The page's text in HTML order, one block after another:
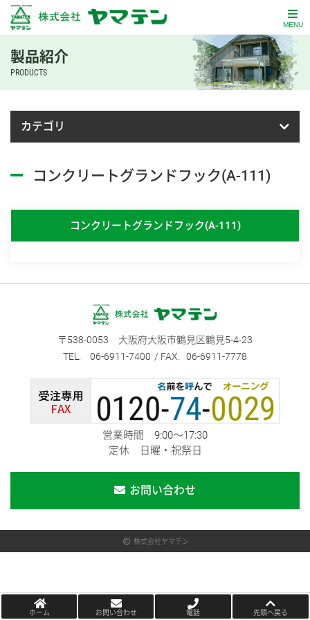
MENU
製品紹介
PRODUCTS
カテゴリ
コンクリートグランドフック(A-111)
コンクリートグランドフック(A-111)
538-0053
大阪府大阪市鶴見区鶴見5-4-23
06-6911-7400
06-6911-7778
営業時間 9:00～17:30
定休 日曜・祝祭日
お問い合わせ
ホーム お問い合わせ 電話 先頭へ戻る
株式会社ヤマテン